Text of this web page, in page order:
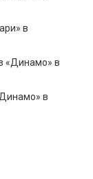
в
«Динамо» в
в